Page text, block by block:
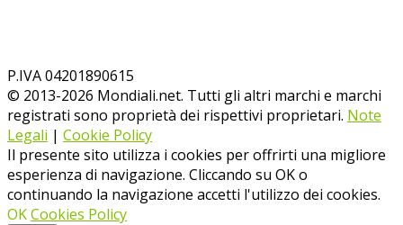
P.IVA 04201890615
© 2013-2026 Mondiali.net. Tutti gli altri marchi e marchi
registrati sono proprietà dei rispettivi proprietari. Note
Legali | Cookie Policy
Il presente sito utilizza i cookies per offrirti una migliore
esperienza di navigazione. Cliccando su OK o
continuando la navigazione accetti l'utilizzo dei cookies.
OKCookies Policy